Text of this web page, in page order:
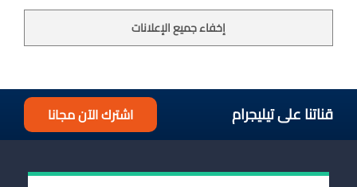
إخفاء جميع الإعلانات
قناتنا على تيليجرام اشترك الآن مجانا